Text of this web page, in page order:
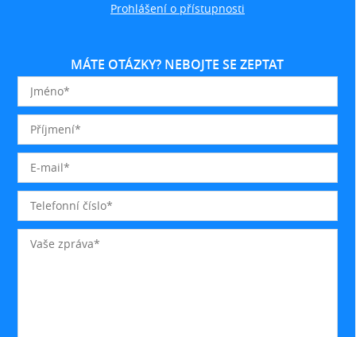
Prohlášení o přístupnosti
MÁTE OTÁZKY? NEBOJTE SE ZEPTAT